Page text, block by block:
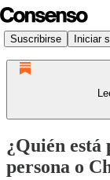
Suscribirse Iniciar
¿Quién está
persona o